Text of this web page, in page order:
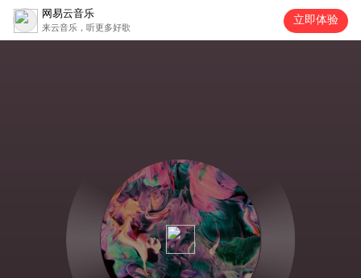
网易云音乐
来云音乐，听更多好歌
立即体验